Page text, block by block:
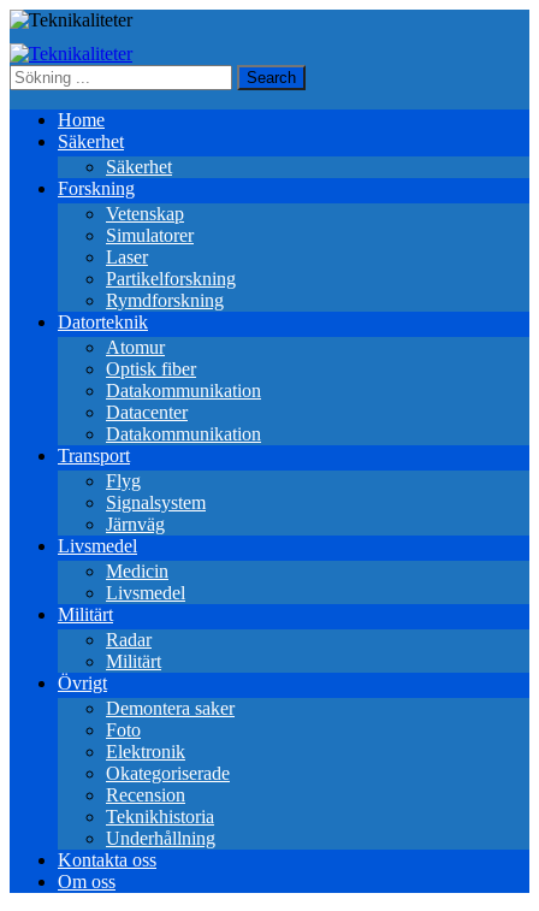
Home
Säkerhet
Säkerhet
Forskning
Vetenskap
Simulatorer
Laser
Partikelforskning
Rymdforskning
Datorteknik
Atomur
Optisk fiber
Datakommunikation
Datacenter
Datakommunikation
Transport
Flyg
Signalsystem
Järnväg
Livsmedel
Medicin
Livsmedel
Militärt
Radar
Militärt
Övrigt
Demontera saker
Foto
Elektronik
Okategoriserade
Recension
Teknikhistoria
Underhållning
Kontakta oss
Om oss